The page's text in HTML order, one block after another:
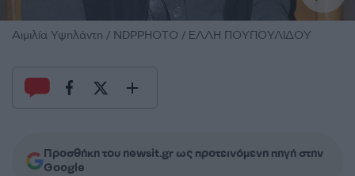
Αιμιλία Υψηλάντη / NDPPHOTO / ΕΛΛΗ ΠΟΥΠΟΥΛΙΔΟΥ
Προσθήκη του newsit.gr ως προτεινόμενη πηγή στην
Google